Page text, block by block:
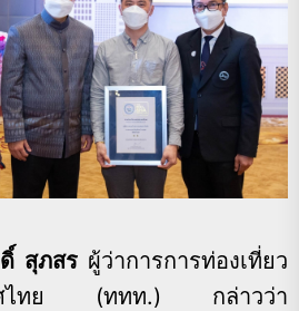
สุภสรผู้ว่าการการท่องเที่ยว
ทศไทย (ททท.) กล่าวว่า